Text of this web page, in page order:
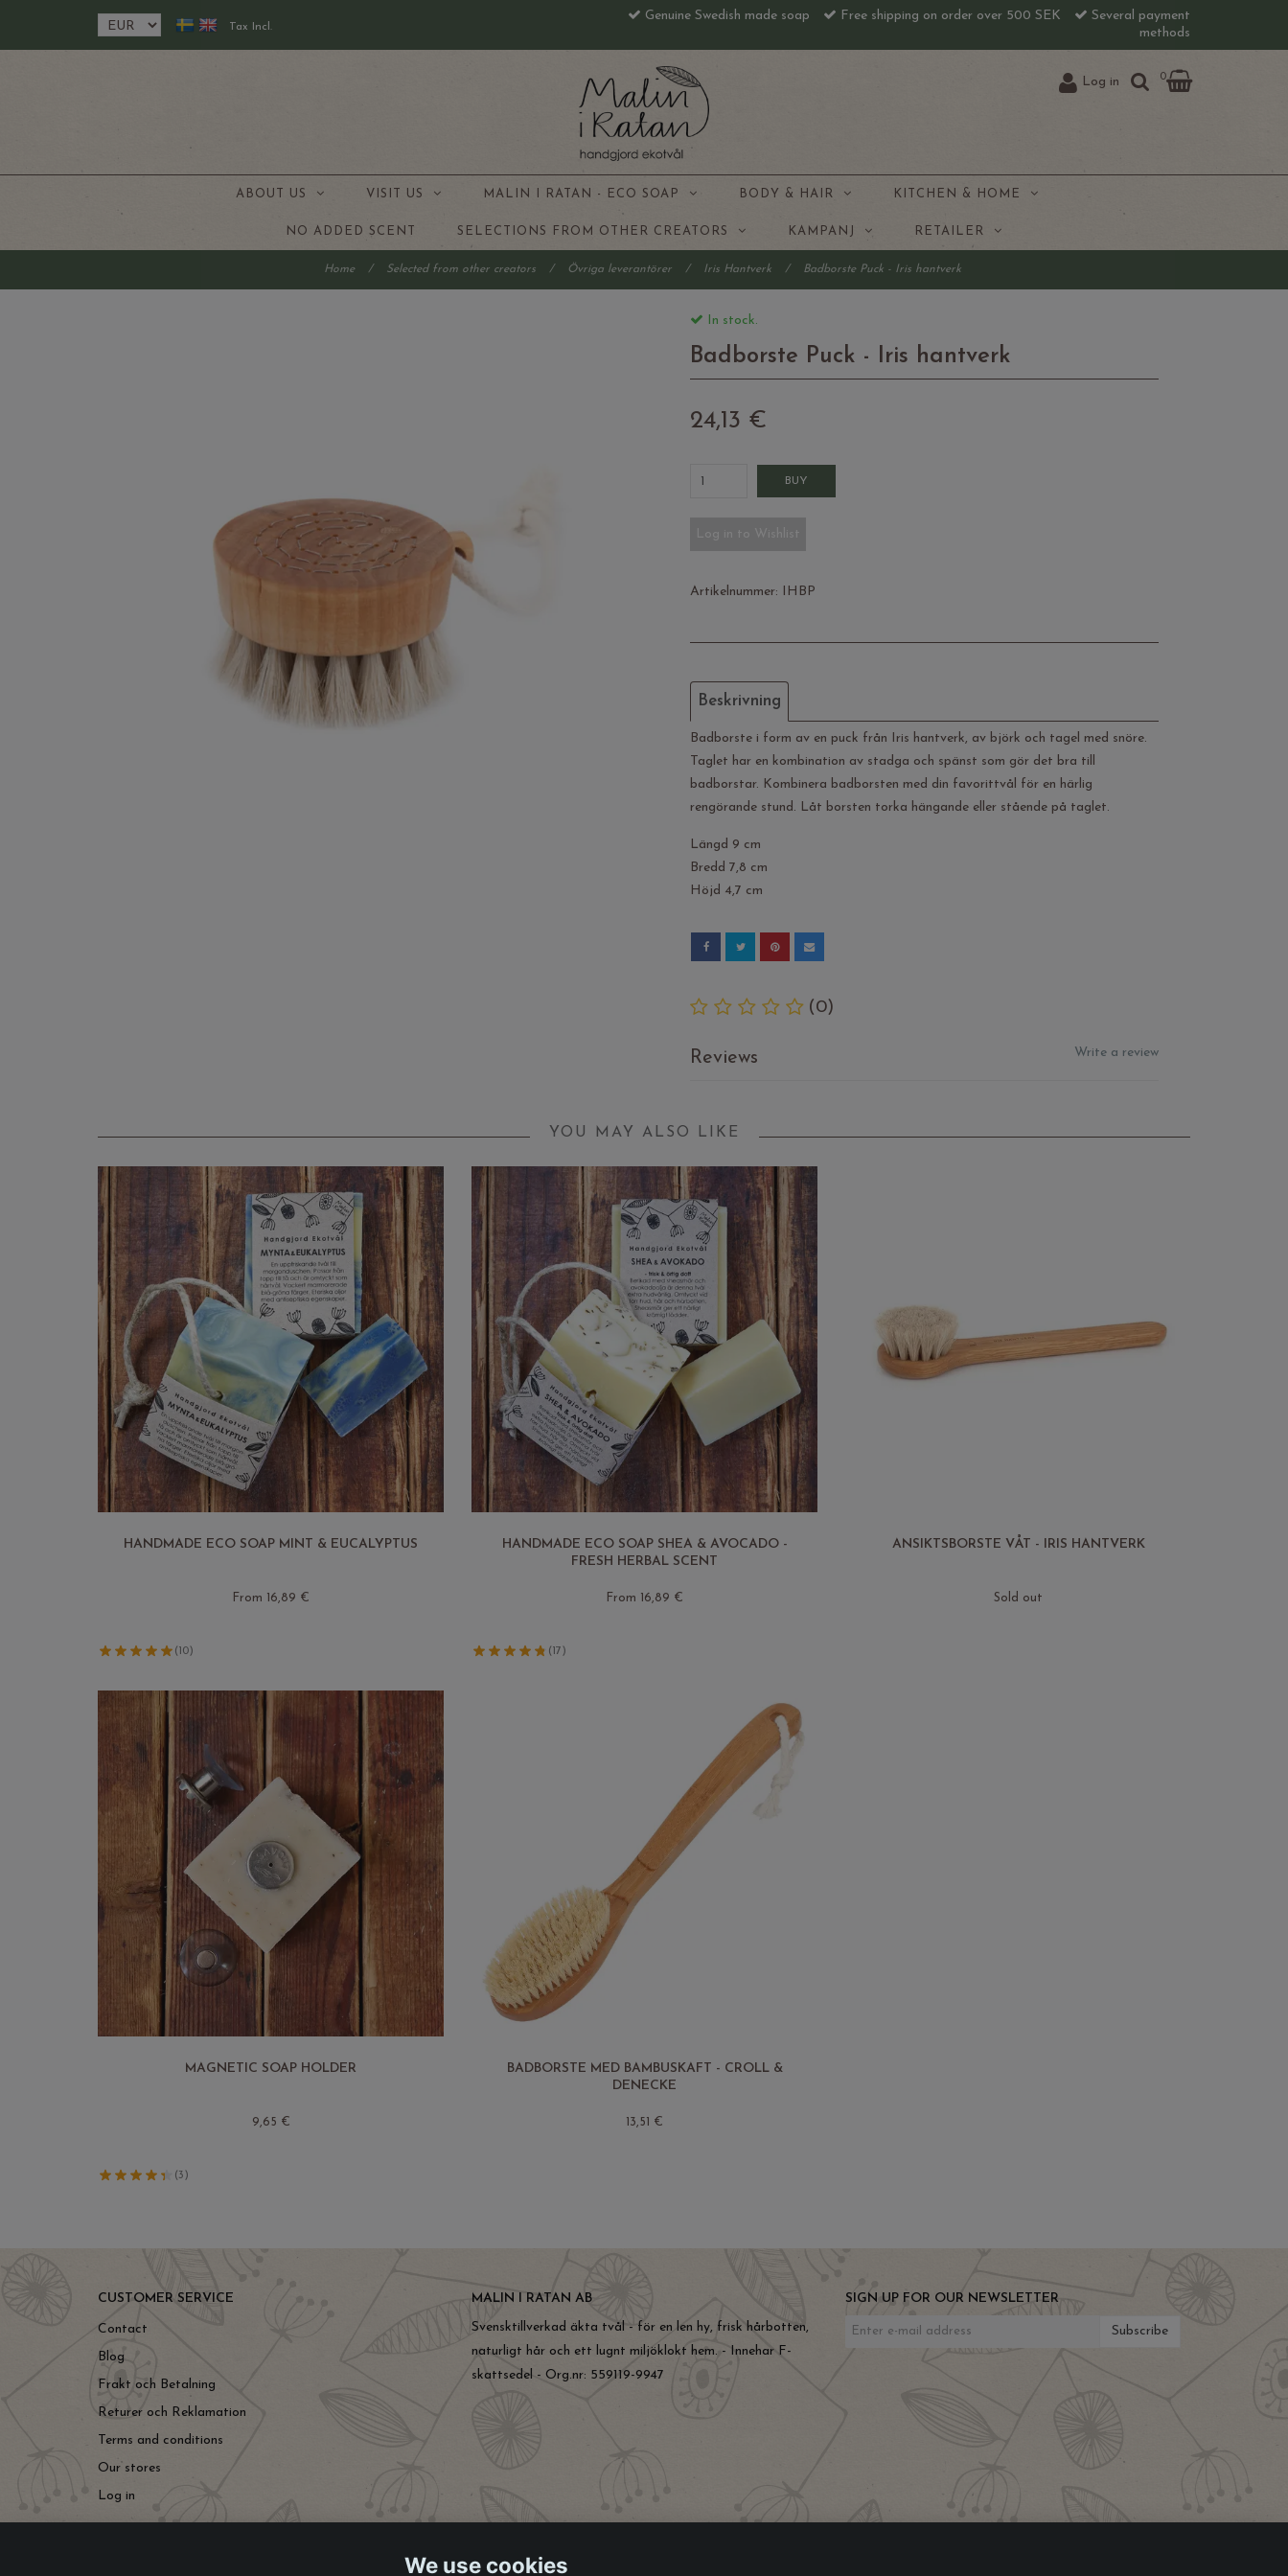
Tax Incl.
Genuine Swedish made soap Free shipping on order over 500 SEK
Several payment
methods
Log in 0
ABOUT US VISIT US MALIN I RATAN - ECO SOAP BODY & HAIR KITCHEN & HOME
NO ADDED SCENT SELECTIONS FROM OTHER CREATORS KAMPANJ RETAILER
Home / Selected from other creators / Övriga leverantörer / Iris Hantverk / Badborste Puck - Iris hantverk
In stock.
Badborste Puck - Iris hantverk
24,13 €
BUY
Artikelnummer: IHBP
Beskrivning
Badborste i form av en puck från Iris hantverk, av björk och tagel med snöre.
Taglet har en kombination av stadga och spänst som gör det bra till
badborstar. Kombinera badborsten med din favorittvål för en härlig
rengörande stund. Låt borsten torka hängande eller stående på taglet.
Längd 9 cm
Bredd 7,8 cm
Höjd 4,7 cm
(0)
Reviews Write a review
YOU MAY ALSO LIKE
HANDMADE ECO SOAP MINT & EUCALYPTUS
From 16,89 €
(10)
HANDMADE ECO SOAP SHEA & AVOCADO -
FRESH HERBAL SCENT
From 16,89 €
(17)
ANSIKTSBORSTE VÅT - IRIS HANTVERK
Sold out
MAGNETIC SOAP HOLDER
9,65 €
(3)
BADBORSTE MED BAMBUSKAFT - CROLL &
DENECKE
13,51 €
CUSTOMER SERVICE
Contact
Blog
Frakt och Betalning
Returer och Reklamation
Terms and conditions
Our stores
Log in
MALIN I RATAN AB
Svensktillverkad äkta tvål - för en len hy, frisk hårbotten,
naturligt hår och ett lugnt miljöklokt hem. - Innehar F-
skattsedel - Org.nr: 559119-9947
SIGN UP FOR OUR NEWSLETTER
Subscribe
We use cookies